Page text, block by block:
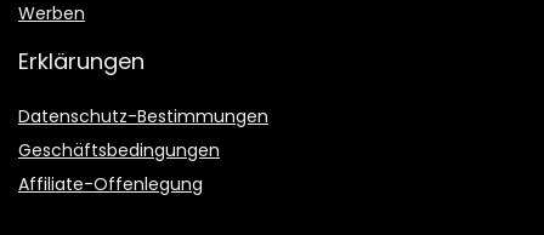
Werben
Erklärungen
Datenschutz-Bestimmungen
Geschäftsbedingungen
Affiliate-Offenlegung